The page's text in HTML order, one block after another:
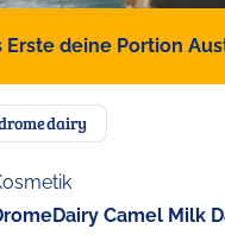
deine Portion
Camel Milk